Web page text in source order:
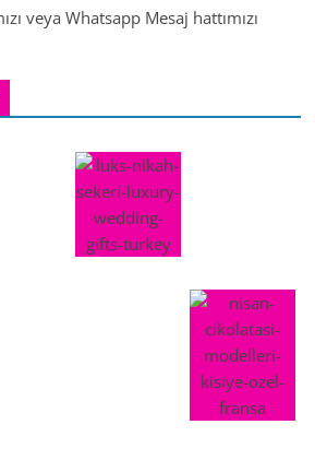
veya Whatsapp Mesaj hattımızı